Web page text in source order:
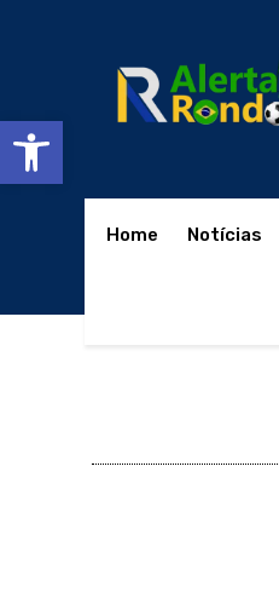
Abrir a barra de ferramentas
Home Notícias